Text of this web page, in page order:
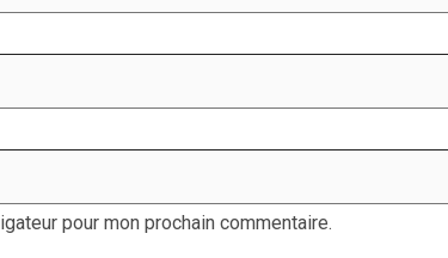
pour mon prochain commentaire.